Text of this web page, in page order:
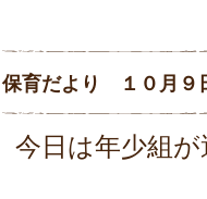
保育だより １０月９
今日は年少組